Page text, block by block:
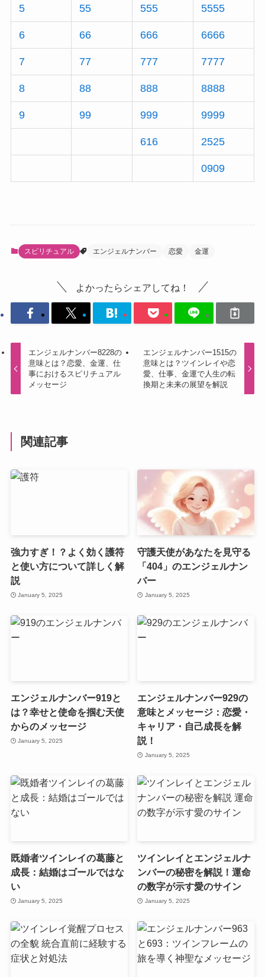
5 55 555 5555
6 66 666 6666
7 77 777 7777
8 88 888 8888
9 99 999 9999
616 2525
0909
スピリチュアル エンジェルナンバー 恋愛 金運
よかったらシェアしてね！
エンジェルナンバー8228の
意味とは？恋愛、金運、仕
事におけるスピリチュアル
メッセージ
エンジェルナンバー1515の
意味とは？ツインレイや恋
愛、仕事、金運で人生の転
換期と未来の展望を解説
関連記事
強力すぎ！？よく効く護符
と使い方について詳しく解
説
January 5, 2025
守護天使があなたを見守る
「404」のエンジェルナン
バー
January 5, 2025
エンジェルナンバー919と
は？幸せと使命を掴む天使
からのメッセージ
January 5, 2025
エンジェルナンバー929の
意味とメッセージ：恋愛・
キャリア・自己成長を解
説！
January 5, 2025
既婚者ツインレイの葛藤と
成長：結婚はゴールではな
い
January 5, 2025
ツインレイとエンジェルナ
ンバーの秘密を解説！運命
の数字が示す愛のサイン
January 5, 2025